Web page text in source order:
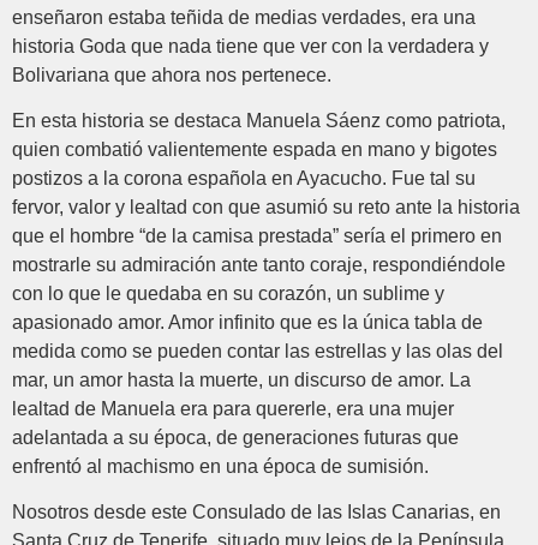
enseñaron estaba teñida de medias verdades, era una
historia Goda que nada tiene que ver con la verdadera y
Bolivariana que ahora nos pertenece.
En esta historia se destaca Manuela Sáenz como patriota,
quien combatió valientemente espada en mano y bigotes
postizos a la corona española en Ayacucho. Fue tal su
fervor, valor y lealtad con que asumió su reto ante la historia
que el hombre “de la camisa prestada” sería el primero en
mostrarle su admiración ante tanto coraje, respondiéndole
con lo que le quedaba en su corazón, un sublime y
apasionado amor. Amor infinito que es la única tabla de
medida como se pueden contar las estrellas y las olas del
mar, un amor hasta la muerte, un discurso de amor. La
lealtad de Manuela era para quererle, era una mujer
adelantada a su época, de generaciones futuras que
enfrentó al machismo en una época de sumisión.
Nosotros desde este Consulado de las Islas Canarias, en